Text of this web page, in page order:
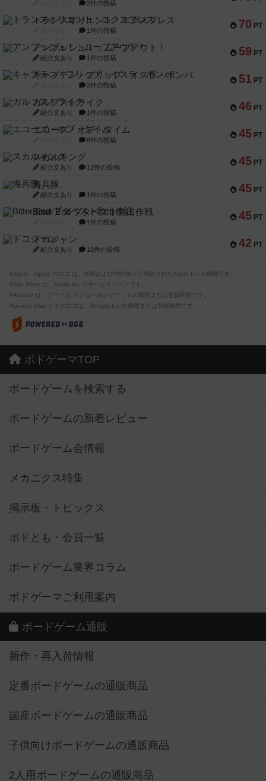
2件の投稿
70 PT
トランスオリエント・エクスプレス
1件の投稿
59 PT
アンブッシュ！：ムーブアウト！
紹介文あり 1件の投稿
51 PT
キャプテン・フリップ：イスラ・ボンバ
2件の投稿
46 PT
ガルフストライク
紹介文あり 1件の投稿
45 PT
エコーズ・オブ・タイム
8件の投稿
45 PT
スカルキング
紹介文あり 12件の投稿
45 PT
海兵隊
紹介文あり 1件の投稿
45 PT
Bitter End ブタペスト救出作戦
1件の投稿
42 PT
ドコジャン
紹介文あり 10件の投稿
※Apple、Apple のロゴ は、米国および他の国々で登録されたApple Inc.の商標です。
※App Store は、Apple Inc.のサービスマークです。
※Android は、グーグル インコーポレイテッドの商標または登録商標です。
※Google Play とそのロゴは、Google Inc.の商標または登録商標です。
ボドゲーマTOP
ボードゲームを検索する
ボードゲームの新着レビュー
ボードゲーム会情報
メカニクス特集
掲示板・トピックス
ボドとも・会員一覧
ボードゲーム業界コラム
ボドゲーマご利用案内
ボードゲーム通販
新作・再入荷情報
定番ボードゲームの通販商品
国産ボードゲームの通販商品
子供向けボードゲームの通販商品
2人用ボードゲームの通販商品